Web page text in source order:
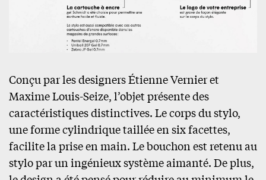
Conçu par les designers Étienne Vernier et
Maxime Louis-Seize, l’objet présente des
caractéristiques distinctives. Le corps du stylo,
une forme cylindrique taillée en six facettes,
facilite la prise en main. Le bouchon est retenu au
stylo par un ingénieux système aimanté. De plus,